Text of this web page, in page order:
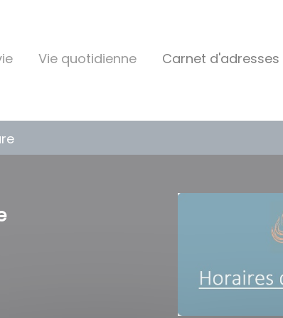
Vie quotidienne Carnet d'adresses